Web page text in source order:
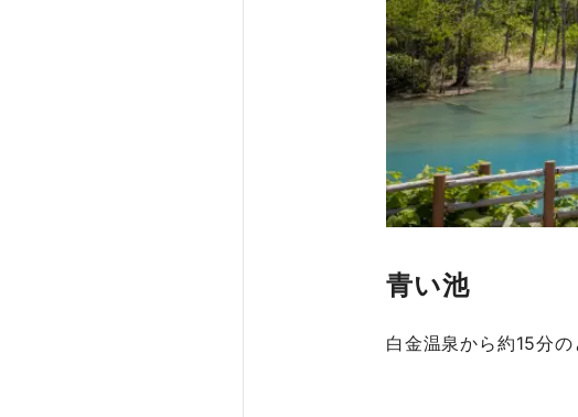
青い池
白金温泉から約15分の